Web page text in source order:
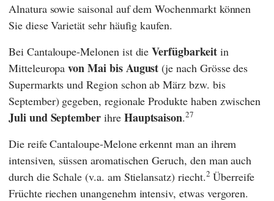
Alnaturasowie saisonal auf dem Wochenmarkt können
Sie diese Varietät sehr häufig kaufen.
Bei Cantaloupe-Melonen ist dieVerfügbarkeit in
Mitteleuropavon Mai bis August (je nach Grösse des
Supermarkts und Region schon ab März bzw. bis
September) gegeben, regionale Produkte haben zwischen
Juli und September ihre Hauptsaison.27
Die reife Cantaloupe-Melone erkennt man an ihrem
intensiven, süssen aromatischen Geruch, den man auch
durch die Schale (v.a. am Stielansatz) riecht.2 Überreife
Früchte riechen unangenehm intensiv, etwas vergoren.